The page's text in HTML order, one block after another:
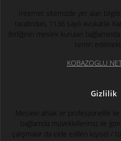
İnternet sitemizde yer alan
tarafından, 1136 sayılı Avukatlık
Birliğinin meslek kuruları
temin
KOBAZOGLU
Gizlilik
Mesleki ahlak ve profesyonellik
bağlamda müvekkillerimiz ile
çalışmalar da elde edilen kişisel /